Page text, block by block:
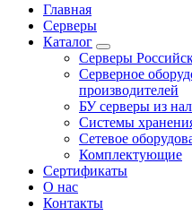
Главная
Серверы
Каталог
Серверы
Серверное
производителей
БУ серверы из
Системы
Сетевое
Комплектующие
Сертификаты
О нас
Контакты